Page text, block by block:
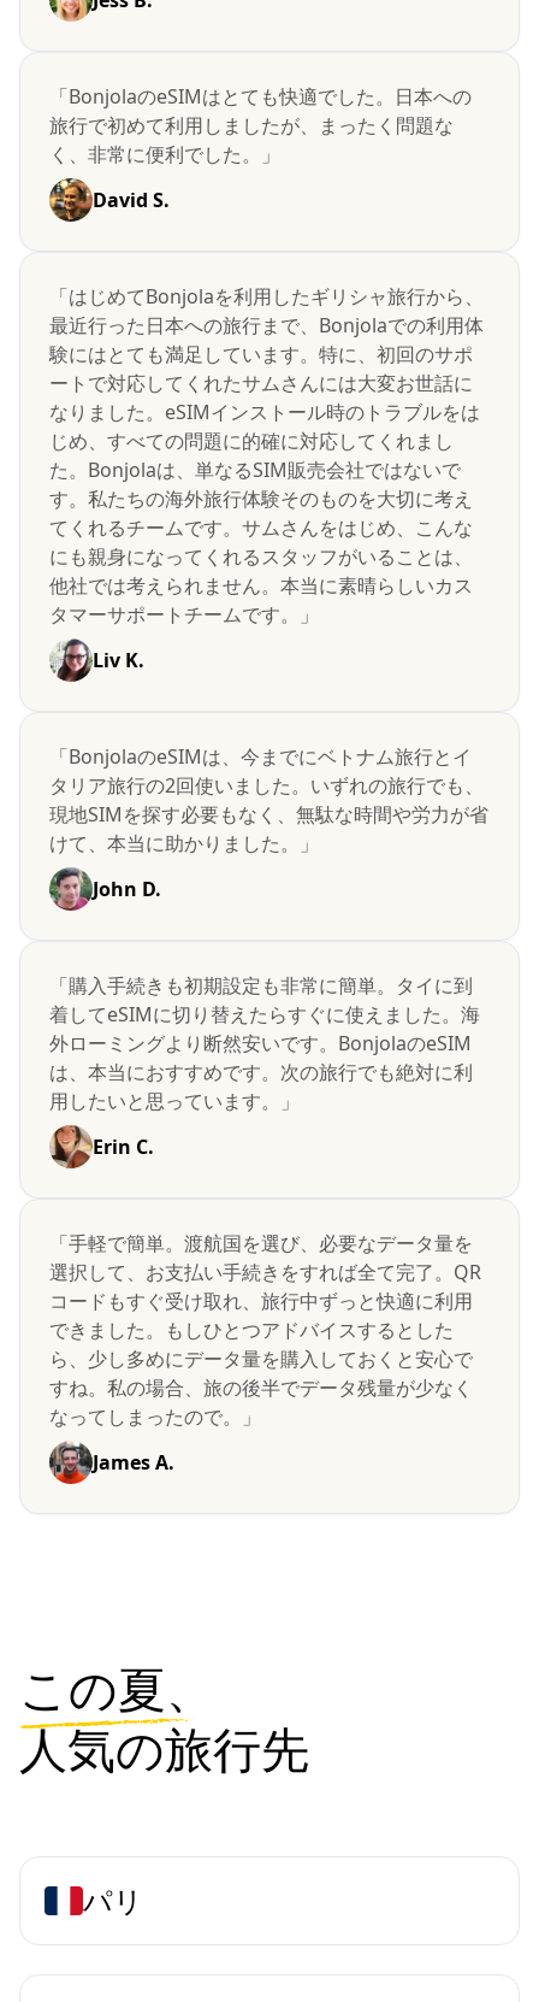
「BonjolaのeSIMはとても快適でした。日本への
旅行で初めて利用しましたが、まったく問題な
く、非常に便利でした。」
David S.
「はじめてBonjolaを利用したギリシャ旅行から、
最近行った日本への旅行まで、Bonjolaでの利用体
験にはとても満足しています。特に、初回のサポ
ートで対応してくれたサムさんには大変お世話に
なりました。eSIMインストール時のトラブルをは
じめ、すべての問題に的確に対応してくれまし
た。Bonjolaは、単なるSIM販売会社ではないで
す。私たちの海外旅行体験そのものを大切に考え
てくれるチームです。サムさんをはじめ、こんな
にも親身になってくれるスタッフがいることは、
他社では考えられません。本当に素晴らしいカス
タマーサポートチームです。」
Liv K.
「BonjolaのeSIMは、今までにベトナム旅行とイ
タリア旅行の2回使いました。いずれの旅行でも、
現地SIMを探す必要もなく、無駄な時間や労力が省
けて、本当に助かりました。」
John D.
「購入手続きも初期設定も非常に簡単。タイに到
着してeSIMに切り替えたらすぐに使えました。海
外ローミングより断然安いです。BonjolaのeSIM
は、本当におすすめです。次の旅行でも絶対に利
用したいと思っています。」
Erin C.
「手軽で簡単。渡航国を選び、必要なデータ量を
選択して、お支払い手続きをすれば全て完了。QR
コードもすぐ受け取れ、旅行中ずっと快適に利用
できました。もしひとつアドバイスするとした
ら、少し多めにデータ量を購入しておくと安心で
すね。私の場合、旅の後半でデータ残量が少なく
なってしまったので。」
James A.
この夏、
人気の旅行先
パリ